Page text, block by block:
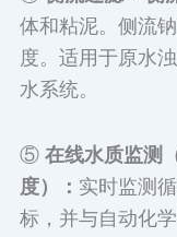
体和粘泥。侧流
度。适用于原水
水系统。
⑤ 在线水质监测
度）： 实时监测
标，并与自动化